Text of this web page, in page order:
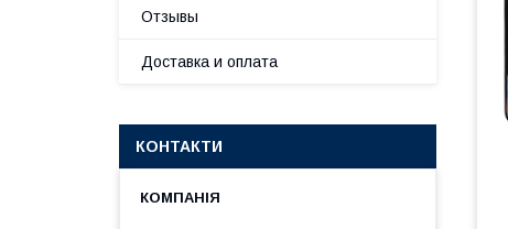
Отзывы
Доставка и оплата
КОНТАКТИ